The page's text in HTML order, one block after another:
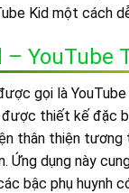
Kid một cách
YouTube
gọi là
được thiết kế đặc
thân thiện tương
Ứng dụng này
bậc phụ huynh